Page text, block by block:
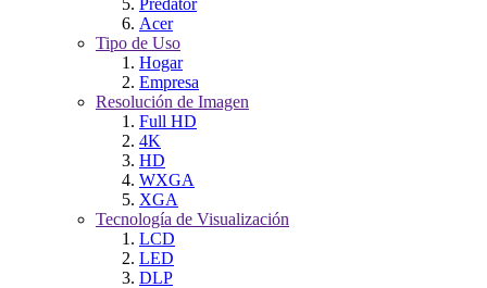
Acer
Tipo de Uso
Hogar
Empresa
Resolución de Imagen
Full HD
4K
HD
WXGA
XGA
Tecnología de Visualización
LCD
LED
DLP